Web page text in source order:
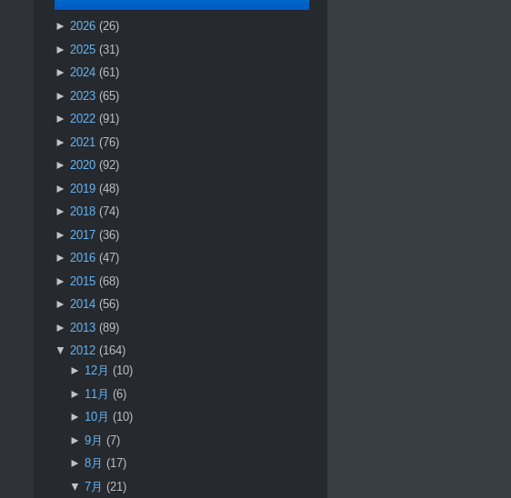
► 2026 (26)
► 2025 (31)
► 2024 (61)
► 2023 (65)
► 2022 (91)
► 2021 (76)
► 2020 (92)
► 2019 (48)
► 2018 (74)
► 2017 (36)
► 2016 (47)
► 2015 (68)
► 2014 (56)
► 2013 (89)
▼ 2012 (164)
► 12月 (10)
► 11月 (6)
► 10月 (10)
► 9月 (7)
► 8月 (17)
▼ 7月 (21)